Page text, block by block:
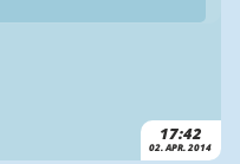
17:42
02. APR. 2014